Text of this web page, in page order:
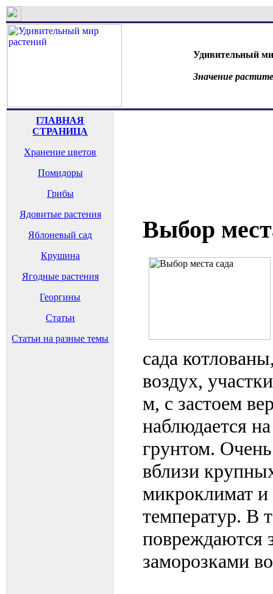
Удивительный
Значение
ГЛАВНАЯ
СТРАНИЦА
Хранение цветов
Помидоры
Грибы
Ядовитые растения
Яблоневый сад
Крушина
Ягодные растения
Георгины
Статьи
Статьи на разные темы
Выбор
сада
воздух,
м, с застоем
наблюдается
грунтом.
вблизи
микроклимат и
температур. В
повреждаются
заморозками